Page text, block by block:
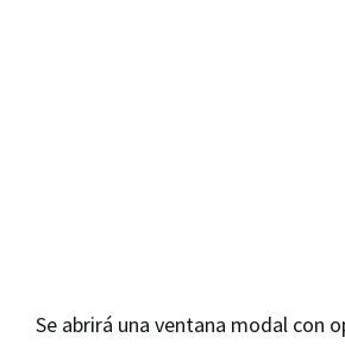
Se abrirá una ventana modal con